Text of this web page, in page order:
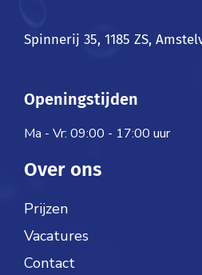
Spinnerij 35, 1185 ZS,
Openingstijden
Ma - Vr: 09:00 - 17:00 uur
Over ons
Prijzen
Vacatures
Contact